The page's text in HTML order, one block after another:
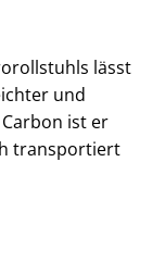
lässt
und
ist er
transportiert